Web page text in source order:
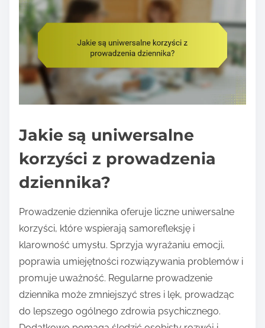
Jakie są uniwersalne
korzyści z prowadzenia
dziennika?
Prowadzenie dziennika oferuje liczne uniwersalne
korzyści, które wspierają samorefleksję i
klarowność umysłu. Sprzyja wyrażaniu emocji,
poprawia umiejętności rozwiązywania problemów i
promuje uważność. Regularne prowadzenie
dziennika może zmniejszyć stres i lęk, prowadząc
do lepszego ogólnego zdrowia psychicznego.